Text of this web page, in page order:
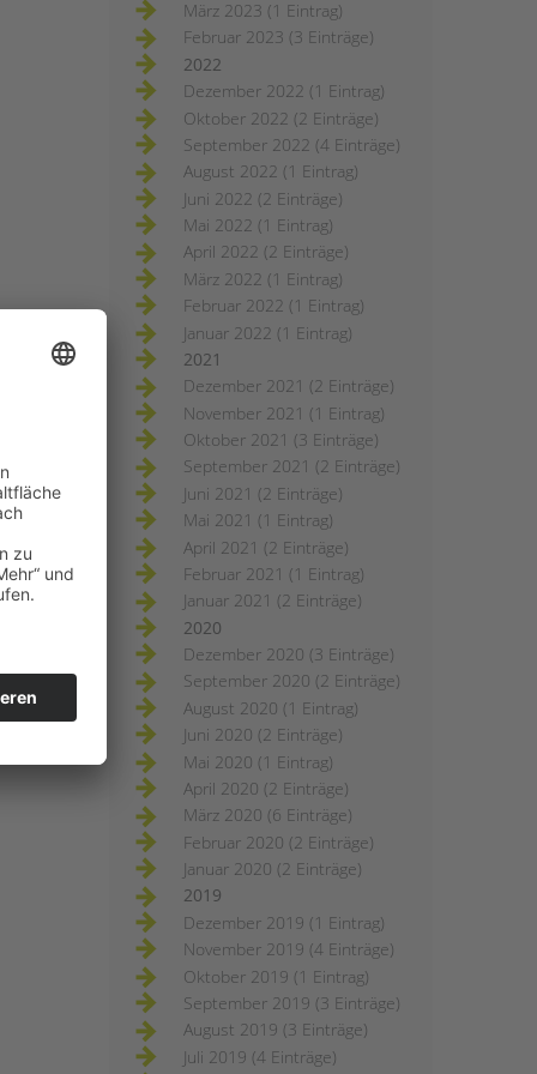
März 2023 (1 Eintrag)
Februar 2023 (3 Einträge)
2022
Dezember 2022 (1 Eintrag)
Oktober 2022 (2 Einträge)
September 2022 (4 Einträge)
August 2022 (1 Eintrag)
Juni 2022 (2 Einträge)
Mai 2022 (1 Eintrag)
April 2022 (2 Einträge)
März 2022 (1 Eintrag)
Februar 2022 (1 Eintrag)
Januar 2022 (1 Eintrag)
2021
Dezember 2021 (2 Einträge)
November 2021 (1 Eintrag)
Oktober 2021 (3 Einträge)
September 2021 (2 Einträge)
Juni 2021 (2 Einträge)
Mai 2021 (1 Eintrag)
April 2021 (2 Einträge)
Februar 2021 (1 Eintrag)
Januar 2021 (2 Einträge)
2020
Dezember 2020 (3 Einträge)
September 2020 (2 Einträge)
August 2020 (1 Eintrag)
Juni 2020 (2 Einträge)
Mai 2020 (1 Eintrag)
April 2020 (2 Einträge)
März 2020 (6 Einträge)
Februar 2020 (2 Einträge)
Januar 2020 (2 Einträge)
2019
Dezember 2019 (1 Eintrag)
November 2019 (4 Einträge)
Oktober 2019 (1 Eintrag)
September 2019 (3 Einträge)
August 2019 (3 Einträge)
Juli 2019 (4 Einträge)